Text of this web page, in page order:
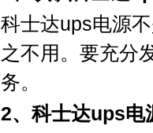
科士达ups电源
之不用。要充分
务。
2、科士达ups电